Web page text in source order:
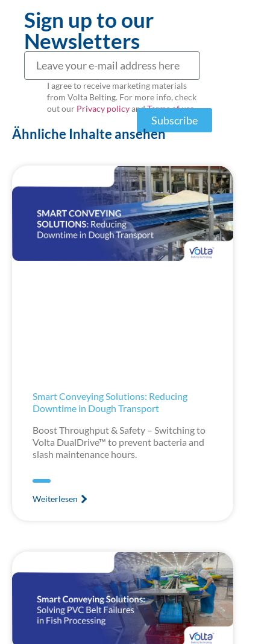
Sign up to our
Newsletters
I agree to receive marketing materials
from Volta Belting. For more info, check
out our Privacy policyandTerms of use
Subscribe
Ähnliche Inhalte ansehen
Smart Conveying Solutions: Reducing
Downtime in Dough Transport
Boost Throughput & Safety – Switching to
Volta DualDrive™ to prevent bacteria and
slash maintenance hours.
Weiterlesen